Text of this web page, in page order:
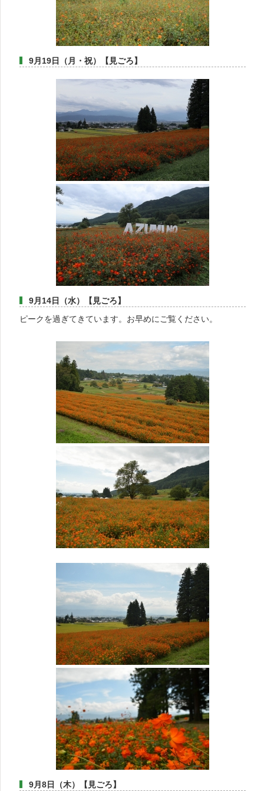
9月19日（月・祝）【見ごろ】
9月14日（水）【見ごろ】
ピークを過ぎてきています。お早めにご覧ください。
9月8日（木）【見ごろ】